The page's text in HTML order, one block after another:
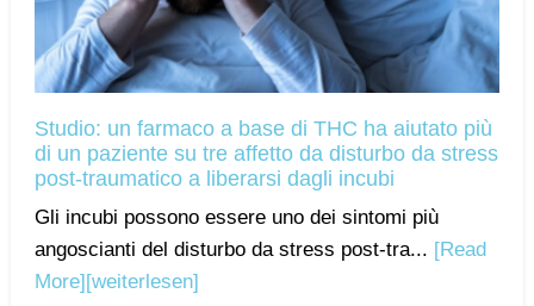
Studio: un farmaco a base di THC ha aiutato più
di un paziente su tre affetto da disturbo da stress
post-traumatico a liberarsi dagli incubi
Gli incubi possono essere uno dei sintomi più
angoscianti del disturbo da stress post-tra... [Read
More] [weiterlesen]